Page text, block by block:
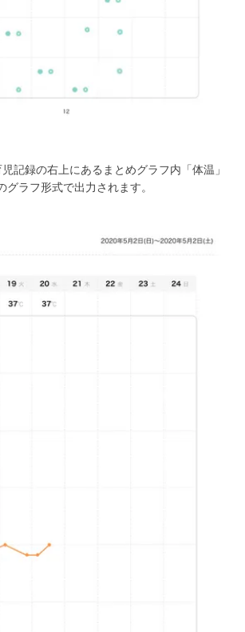
記録の右上にあるまとめグラフ内「体温」
グラフ形式で出力されます。